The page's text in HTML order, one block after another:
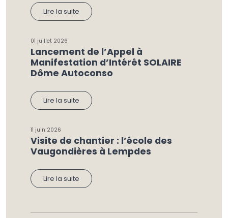
Lire la suite
01 juillet 2026
Lancement de l’Appel à
Manifestation d’Intérêt SOLAIRE
Dôme Autoconso
Lire la suite
11 juin 2026
Visite de chantier : l’école des
Vaugondières à Lempdes
Lire la suite